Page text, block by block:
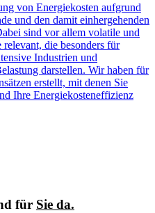
von Energiekosten aufgrund
und den damit einhergehenden
sind vor allem volatile und
relevant, die besonders für
Industrien und
darstellen. Wir haben für
erstellt, mit denen Sie
Ihre Energiekosteneffizienz
für Sie da.